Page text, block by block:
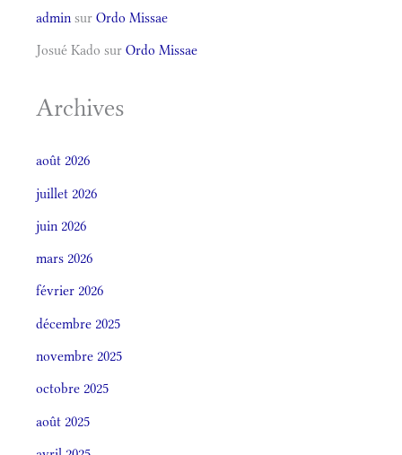
admin sur Ordo Missae
Josué Kado sur Ordo Missae
Archives
août 2026
juillet 2026
juin 2026
mars 2026
février 2026
décembre 2025
novembre 2025
octobre 2025
août 2025